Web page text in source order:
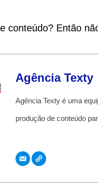
conteúdo? Então
Agência Texty
Agência Texty é uma
produção de conteúdo